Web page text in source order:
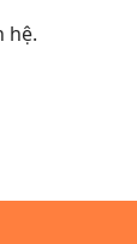
hệ.